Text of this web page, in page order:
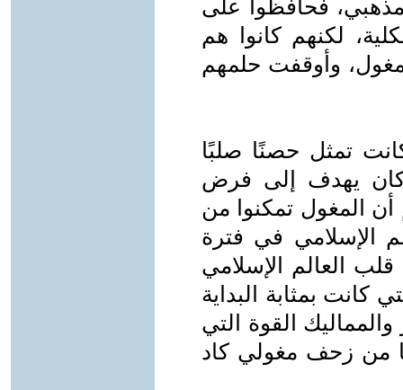
فحافظوا على
لكنهم كانوا هم
وأوقفت حلمهم
تمثل حصنًا صلبًا
كان يهدف إلى فرض
المغول تمكنوا من
الإسلامي في فترة
العالم الإسلامي
كانت بمثابة البداية
القوة التي
من زحف مغولي كاد